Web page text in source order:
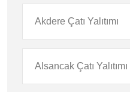
Akdere Çatı Yalıtımı
Alsancak Çatı Yalıtımı